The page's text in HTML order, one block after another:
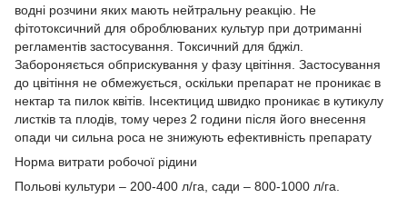
водні розчини яких мають нейтральну реакцію. Не
фітотоксичний для оброблюваних культур при дотриманні
регламентів застосування. Токсичний для бджіл.
Забороняється обприскування у фазу цвітіння. Застосування
до цвітіння не обмежується, оскільки препарат не проникає в
нектар та пилок квітів. Інсектицид швидко проникає в кутикулу
листків та плодів, тому через 2 години після його внесення
опади чи сильна роса не знижують ефективність препарату
Норма витрати робочої рідини
Польові культури – 200-400 л/га, сади – 800-1000 л/га.